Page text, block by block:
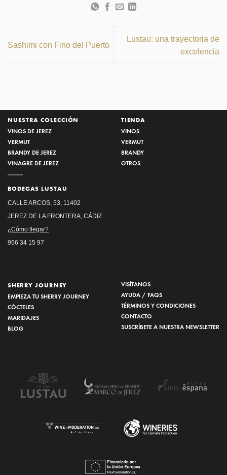
Sashimi con Fino del Puerto
Lustau: una trayectoria de
excelencia
NUESTRA COLECCIÓN
VINOS DE JEREZ
VERMUT
BRANDY DE JEREZ
VINAGRE DE JEREZ
BODEGAS LUSTAU
CALLE ARCOS, 53, 11402
JEREZ DE LA FRONTERA, CÁDIZ
¿Cómo llegar?
956 34 15 97
TIENDA
VINOS
VERMUT
BRANDY
OTROS
SHERRY JOURNEY
EMPIEZA TU SHERRY JOURNEY
CÓCTELES
MARIDAJES
BLOG
VISÍTANOS
AYUDA / FAQS
TÉRMINOS Y CONDICIONES
CONTACTO
SUSCRÍBETE A NUESTRA NEWSLETTER